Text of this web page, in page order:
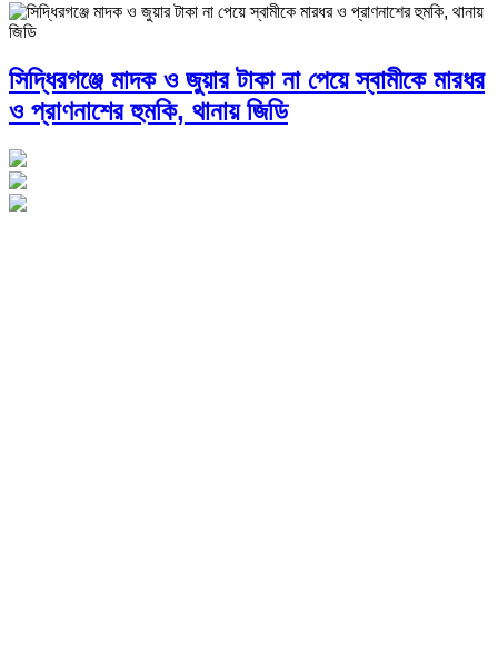
সিদ্ধিরগঞ্জে মাদক ও জুয়ার টাকা না পেয়ে স্বামীকে মারধর
ও প্রাণনাশের হুমকি, থানায় জিডি